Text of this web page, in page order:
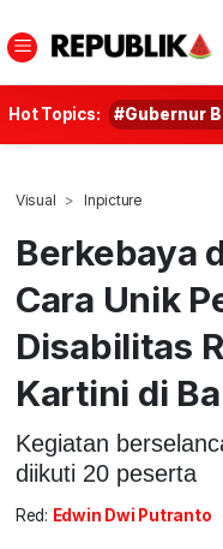
Hot Topics: #Gubernur
Visual Inpicture
Berkebaya
Cara Unik
Disabilitas
Kartini di
Kegiatan
diikuti 20 peserta
Red: Edwin Dwi Putranto